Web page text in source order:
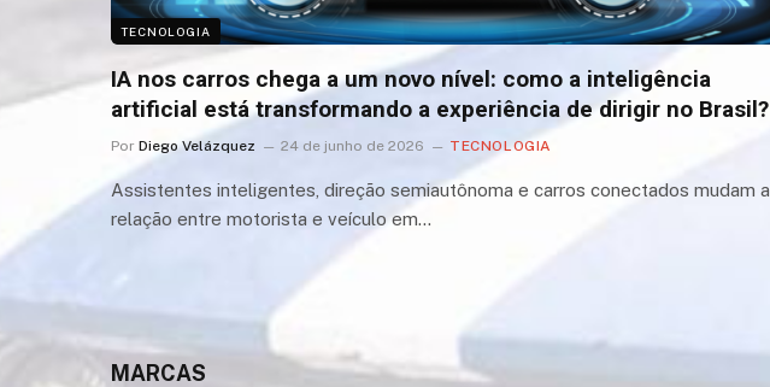
TECNOLOGIA
IA nos carros chega a um novo nível: como a inteligência
artificial está transformando a experiência de dirigir no Brasil?
Por Diego Velázquez 24 de junho de 2026 TECNOLOGIA
Assistentes inteligentes, direção semiautônoma e carros conectados mudam a
relação entre motorista e veículo em…
MARCAS